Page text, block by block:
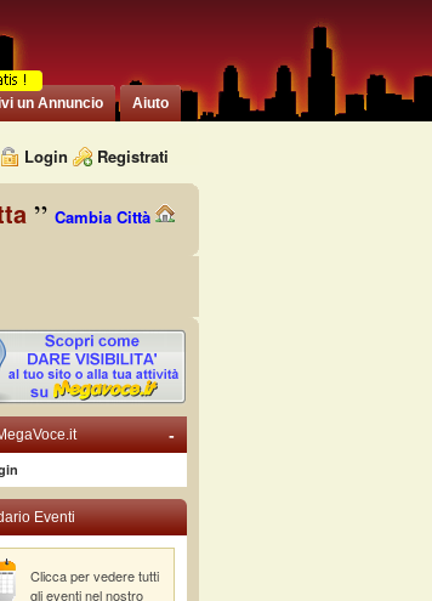
un Annuncio Aiuto
Login Registrati
Cambia Città
-
Eventi
Clicca per vedere tutti
gli eventi nel nostro